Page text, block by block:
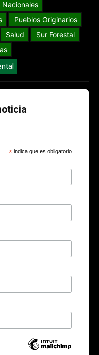
Nacionales
Pueblos Originarios
Salud
Sur Forestal
* indica que es obligatorio